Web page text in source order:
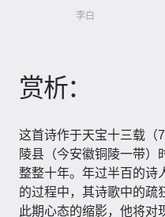
李白
赏析：
这首诗作于天宝十三载（
陵县（今安徽铜陵一带）
整整十年。年过半百的诗
的过程中，其诗歌中的疏
此期心态的缩影，他将对